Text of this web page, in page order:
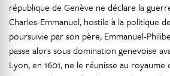
république de Genève ne déclare la
Charles-Emmanuel, hostile à la politique
poursuivie par son père, Emmanuel-
passe alors sous domination genevoise
Lyon, en 1601, ne le réunisse au royaume